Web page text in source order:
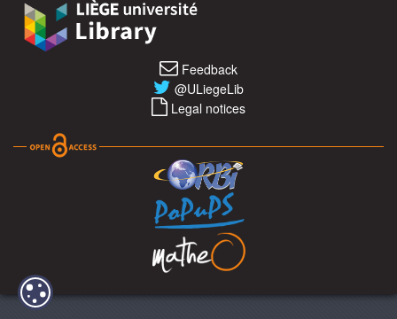
Feedback
@ULiegeLib
Legal notices